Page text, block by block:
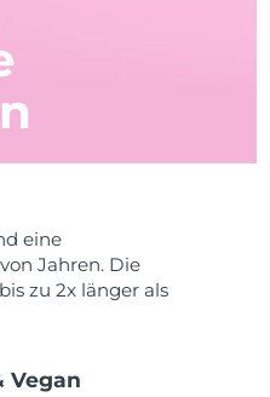
eine
Jahren. Die
zu 2x länger als
Vegan